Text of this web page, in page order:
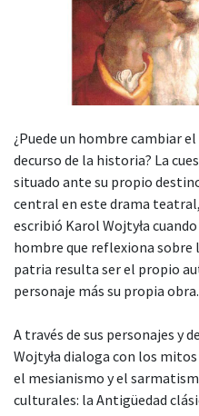
¿Puede un hombre cambiar
decurso de la historia? La
situado ante su propio
central en este drama
escribió Karol Wojtyła
hombre que reflexiona sobre
patria resulta ser el propio
personaje más su propia obra.
A través de sus personajes y
Wojtyła dialoga con los
el mesianismo y el
culturales: la Antigüedad